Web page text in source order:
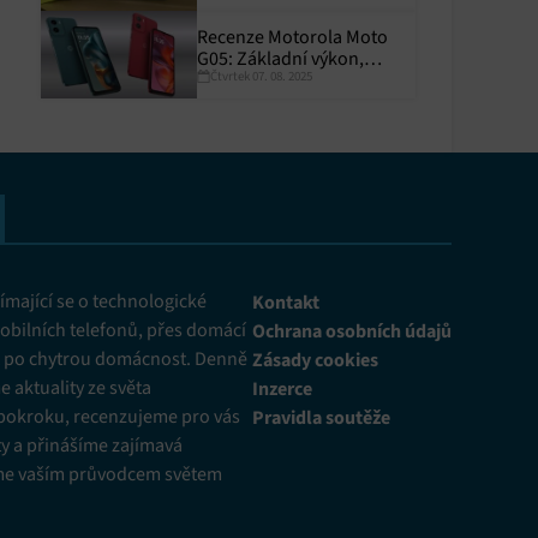
Recenze Motorola Moto
G05: Základní výkon,
skvělá výdrž
Čtvrtek 07. 08. 2025
se o technologické
telefonů, přes domácí
chytrou domácnost. Denně
aktuality ze světa
recenzujeme pro vás
a přinášíme zajímavá
vaším průvodcem světem
Kontakt
Ochrana osobních údajů
Zásady cookies
Inzerce
Pravidla soutěže